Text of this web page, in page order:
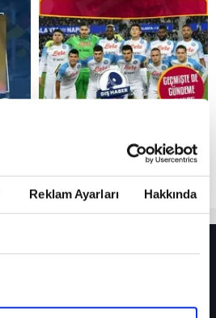
Reklam Ayarları Hakkında
Devre arasında gelmişti
Greenwood için olay sözler!